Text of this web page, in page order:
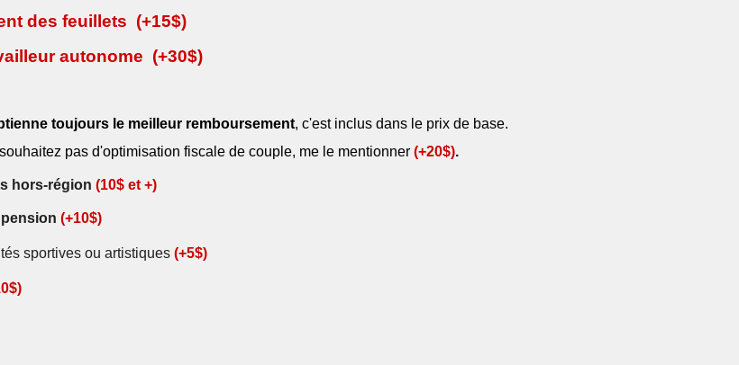
des feuillets (+15$)
autonome (+30$)
toujours le meilleur remboursement, c'est inclus dans le prix de base.
pas d'optimisation fiscale de couple, me le mentionner (+20$).
hors-région (10$ et +)
(+10$)
sportives ou artistiques (+5$)